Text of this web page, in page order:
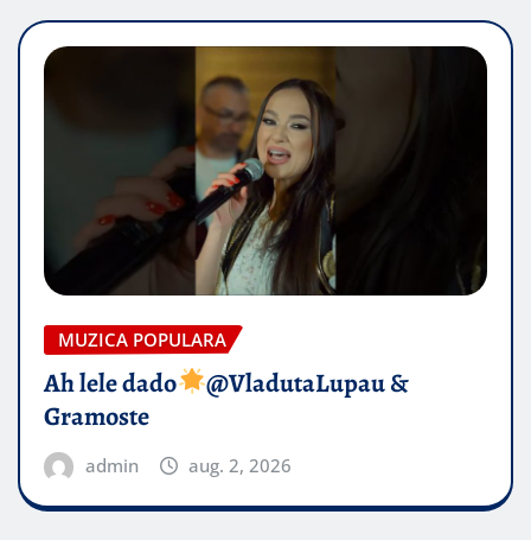
MUZICA POPULARA
Ah lele dado​
@VladutaLupau &
Gramoste
admin aug. 2, 2026